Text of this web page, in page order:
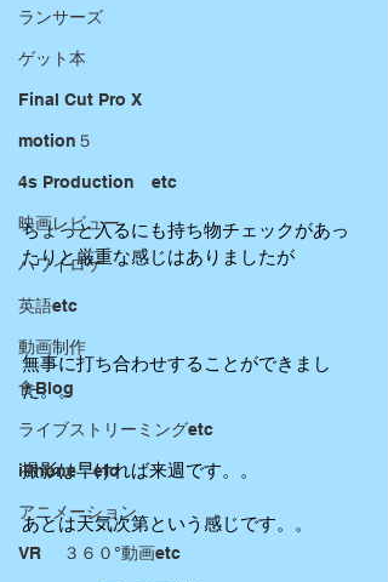
ランサーズ
ゲット本
Final Cut Pro X
motion５
4s Production etc
映画レビュー
ハワイロケ
英語etc
動画制作
食Blog
ライブストリーミングetc
iPhone etc
アニメーション
VR ３６０°動画etc
ちょっと入るにも持ち物チェックがあっ
たりと厳重な感じはありましたが
無事に打ち合わせすることができまし
た。。
撮影は早ければ来週です。。
あとは天気次第という感じです。。